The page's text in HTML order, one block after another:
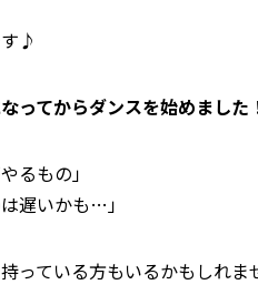
♪
なってからダンスを始めました
るもの」
遅いかも…」
っている方もいるかもしれま